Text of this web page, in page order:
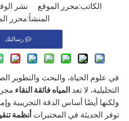
المنشأ:محرر
رسالتك
في علوم الحياة، والبحث والتطوير
التحليلية، لا تعد المياه فائقة النقاء
ولكنها أيضًا أساس الدقة التجريبية
توفر الحديثة في المختبراتأنظمة